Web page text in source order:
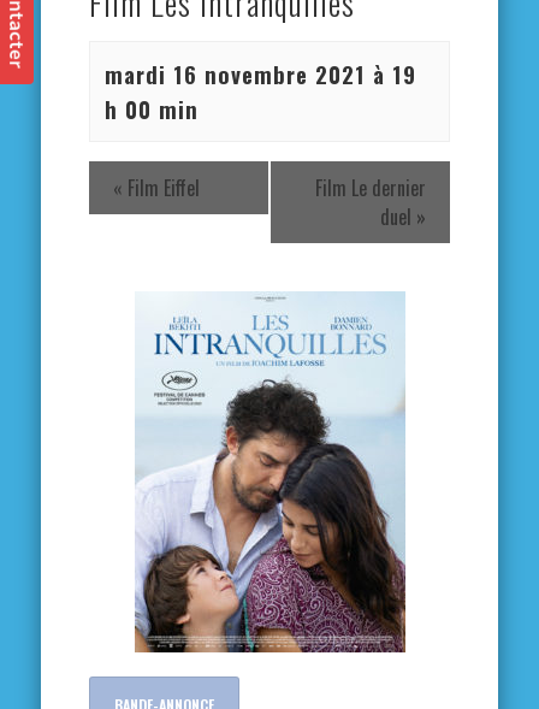
mardi 16 novembre 2021 à 19
h 00 min
« Film Eiffel
Film Le dernier
duel »
BANDE-ANNONCE